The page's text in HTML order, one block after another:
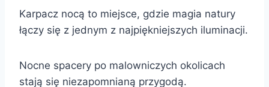
Karpacz nocą to miejsce, gdzie magia natury
łączy się z jednym z najpiękniejszych iluminacji.
Nocne spacery po malowniczych okolicach
stają się niezapomnianą przygodą.